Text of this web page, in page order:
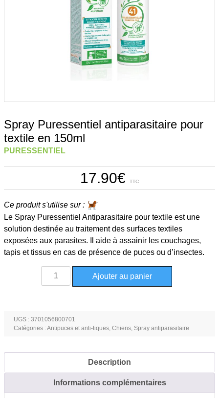
Spray Puressentiel antiparasitaire pour
textile en 150ml
PURESSENTIEL
17.90€ TTC
Ce produit s'utilise sur :
Le Spray Puressentiel Antiparasitaire pour textile est une
solution destinée au traitement des surfaces textiles
exposées aux parasites. Il aide à assainir les couchages,
tapis et tissus en cas de présence de puces ou d’insectes.
quantité
de
antiparasitaire
pour
en
Ajouter au panier
UGS : 3701056800701
Catégories :Antipuces et anti-tiques, Chiens, Spray antiparasitaire
Description
Informations complémentaires